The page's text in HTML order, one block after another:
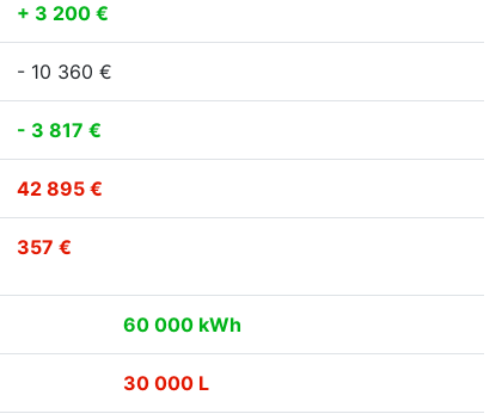
+ 3 200 €
- 10 360 €
- 3 817 €
42 895 €
357 €
60 000 kWh
30 000 L